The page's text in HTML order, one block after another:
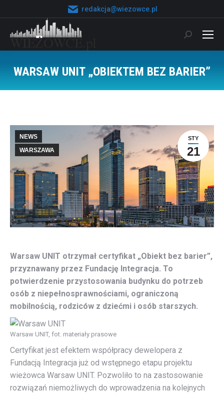
redakcja@wiezowce.pl
Szukaj:
WARSAW UNIT „OBIEKTEM BEZ BARIER”
STY
21
NEWS
WARSZAWA
Warsaw UNIT otrzymał certyfikat „Obiekt bez barier”,
przyznawany przez Fundację Integracja. To
potwierdzenie przystosowania budynku do potrzeb
osób z niepełnosprawnościami, ograniczoną
mobilnością, rodziców z dziećmi i osób starszych.
Warsaw UNIT, fot. materiały prasowe
Certyfikat jest efektem współpracy dewelopera z
Fundacją Integracja już od wstępnego etapu projektu
wieżowca Warsaw UNIT. Pozwoliło to na zastosowanie
rozwiązań niemożliwych do wprowadzenia na kolejnych